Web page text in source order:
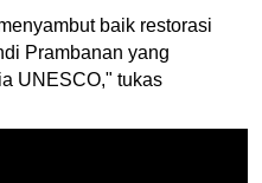
baik restorasi
Prambanan yang
UNESCO," tukas